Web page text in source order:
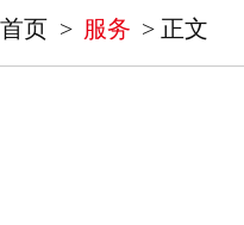
首页 > 服务 > 正文